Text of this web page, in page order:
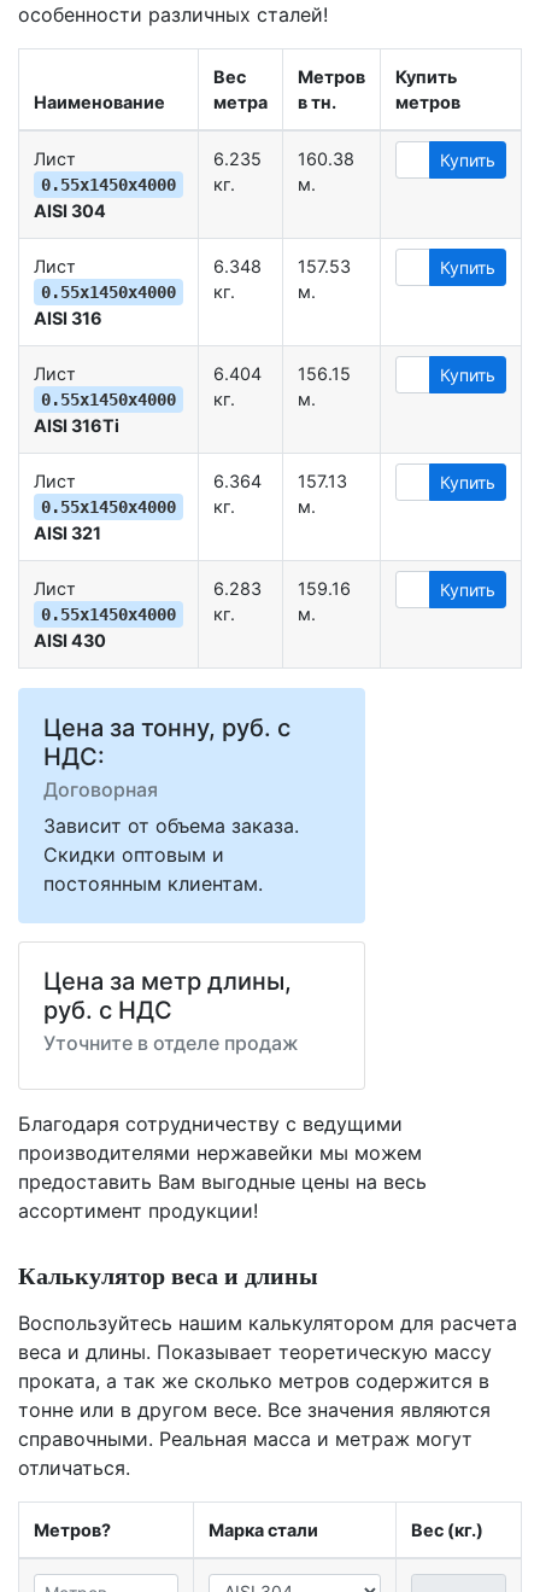
особенности различных сталей!
Наименование
Вес
метра
Метров
в тн.
Купить
метров
Лист
0.55х1450х4000
AISI 304
6.235
кг.
160.38
м.
Купить
Лист
0.55х1450х4000
AISI 316
6.348
кг.
157.53
м.
Купить
Лист
0.55х1450х4000
AISI 316Ti
6.404
кг.
156.15
м.
Купить
Лист
0.55х1450х4000
AISI 321
6.364
кг.
157.13
м.
Купить
Лист
0.55х1450х4000
AISI 430
6.283
кг.
159.16
м.
Купить
Цена за тонну, руб. с
НДС:
Договорная
Зависит от объема заказа.
Скидки оптовым и
постоянным клиентам.
Цена за метр длины,
руб. с НДС
Уточните в отделе продаж
Благодаря сотрудничеству с ведущими
производителями нержавейки мы можем
предоставить Вам выгодные цены на весь
ассортимент продукции!
Калькулятор веса и длины
Воспользуйтесь нашим калькулятором для расчета
веса и длины. Показывает теоретическую массу
проката, а так же сколько метров содержится в
тонне или в другом весе. Все значения являются
справочными. Реальная масса и метраж могут
отличаться.
Метров? Марка стали Вес (кг.)